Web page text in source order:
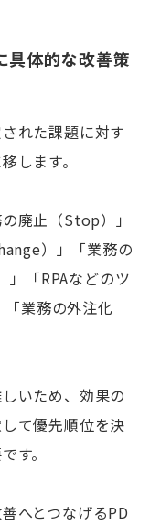
具体的な改善策
れた課題に対す
します。
廃止（Stop）」
）」「業務の
」「RPAなどのツ
業務の外注化
いため、効果の
て優先順位を決
す。
へとつなげるPD